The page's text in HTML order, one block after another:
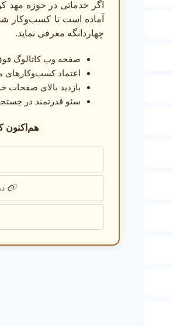
مشاوران حرفه ای شما را در
نکات مهم
مشخص کردن نیازها:
امکانات مدرن: از وجود
گارانتی رضایت: مهد کودک
امکانات مهد مثل فضای بازی و
ارزیابی عملکرد: پیشرفت
اگر خدماتی در حوزه مهد
آماده است تا کسب‌وکار
چهاردانگه معرفی نماید.
صفحه وب کاتالوگ
اعتماد کسب‌وکارهای
بازدید بالای صفحات
سئو قدرتمند در
هم‌اکنون